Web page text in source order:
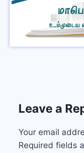
Leave a
Your email
Required fields